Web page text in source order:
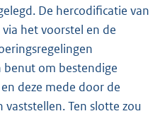
De hercodificatie van
het voorstel en de
om bestendige
deze mede door de
Ten slotte zou